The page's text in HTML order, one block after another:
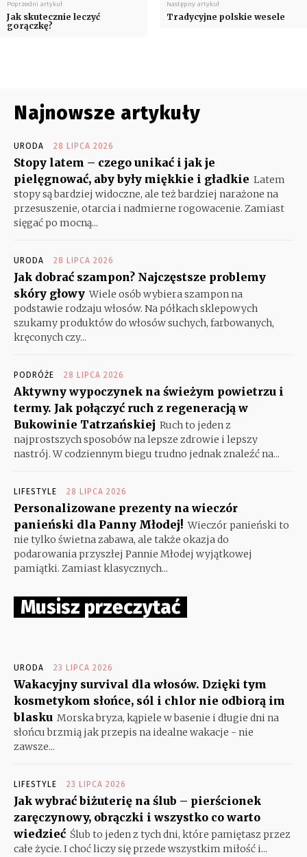
Poprzedni artykuł
Jak skutecznie leczyć
gorączkę?
Następny artykuł
Tradycyjne polskie wesele
Najnowsze artykuły
URODA 28 LIPCA 2026
Stopy latem – czego unikać i jak je
pielęgnować, aby były miękkie i gładkie Latem
stopy są bardziej widoczne, ale też bardziej narażone na
przesuszenie, otarcia i nadmierne rogowacenie. Zamiast
sięgać po mocną...
URODA 28 LIPCA 2026
Jak dobrać szampon? Najczęstsze problemy
skóry głowy Wiele osób wybiera szampon na
podstawie rodzaju włosów. Na półkach sklepowych
szukamy produktów do włosów suchych, farbowanych,
kręconych czy...
PODRÓŻE 28 LIPCA 2026
Aktywny wypoczynek na świeżym powietrzu i
termy. Jak połączyć ruch z regeneracją w
Bukowinie Tatrzańskiej Ruch to jeden z
najprostszych sposobów na lepsze zdrowie i lepszy
nastrój. W codziennym biegu trudno jednak znaleźć na...
LIFESTYLE 28 LIPCA 2026
Personalizowane prezenty na wieczór
panieński dla Panny Młodej! Wieczór panieński to
nie tylko świetna zabawa, ale także okazja do
podarowania przyszłej Pannie Młodej wyjątkowej
pamiątki. Zamiast klasycznych...
Musisz przeczytać
URODA 23 LIPCA 2026
Wakacyjny survival dla włosów. Dzięki tym
kosmetykom słońce, sól i chlor nie odbiorą im
blasku Morska bryza, kąpiele w basenie i długie dni na
słońcu brzmią jak przepis na idealne wakacje - nie
zawsze...
LIFESTYLE 23 LIPCA 2026
Jak wybrać biżuterię na ślub – pierścionek
zaręczynowy, obrączki i wszystko co warto
wiedzieć Ślub to jeden z tych dni, które pamiętasz przez
całe życie. I choć liczy się przede wszystkim miłość i...